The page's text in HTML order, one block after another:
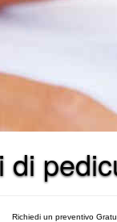
Richiedi un preventivo